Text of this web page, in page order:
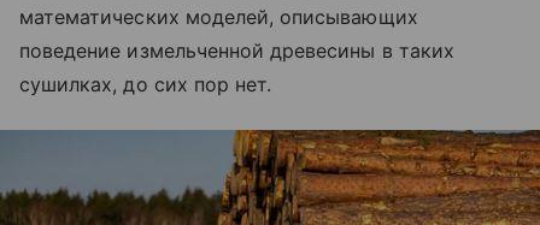
математических моделей, описывающих
поведение измельченной древесины в таких
сушилках, до сих пор нет.